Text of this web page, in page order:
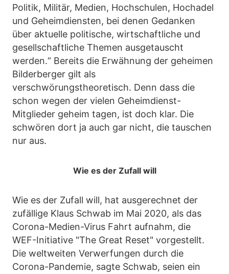
Politik, Militär, Medien, Hochschulen, Hochadel
und Geheimdiensten, bei denen Gedanken
über aktuelle politische, wirtschaftliche und
gesellschaftliche Themen ausgetauscht
werden.“ Bereits die Erwähnung der geheimen
Bilderberger gilt als
verschwörungstheoretisch. Denn dass die
schon wegen der vielen Geheimdienst-
Mitglieder geheim tagen, ist doch klar. Die
schwören dort ja auch gar nicht, die tauschen
nur aus.
Wie es der Zufall will
Wie es der Zufall will, hat ausgerechnet der
zufällige Klaus Schwab im Mai 2020, als das
Corona-Medien-Virus Fahrt aufnahm, die
WEF-Initiative "The Great Reset" vorgestellt.
Die weltweiten Verwerfungen durch die
Corona-Pandemie, sagte Schwab, seien ein